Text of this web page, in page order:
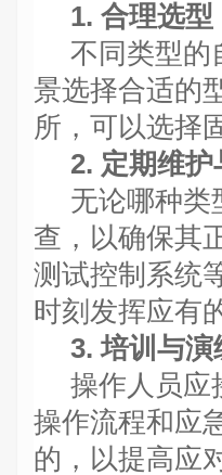
1. 合理选型
不同类型的
景选择合适的
所，可以选择
2. 定期维护
无论哪种类
查，以确保其
测试控制系统
时刻发挥应有
3. 培训与演
操作人员应
操作流程和应
的，以提高应